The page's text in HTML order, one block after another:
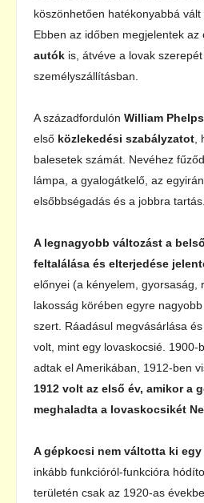
köszönhetően hatékonyabbá
Ebben az időben megjelentek az
autók is, átvéve a lovak
személyszállításban.
A századfordulón William
első közlekedési szabályzatot
balesetek számát. Nevéhez
lámpa, a gyalogátkelő, az
elsőbbségadás és a jobbra tartás.
A legnagyobb változást a
feltalálása és elterjedése
előnyei (a kényelem, gyorsaság,
lakosság körében egyre
szert. Ráadásul megvásárlása
volt, mint egy lovaskocsié. 1900-
adtak el Amerikában, 1912-ben
1912 volt az első év, amikor a
meghaladta a lovaskocsikét
A gépkocsi nem váltotta ki
inkább funkcióról-funkcióra
területén csak az 1920-as